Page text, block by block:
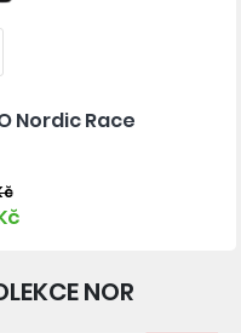
Nordic Race
NOR